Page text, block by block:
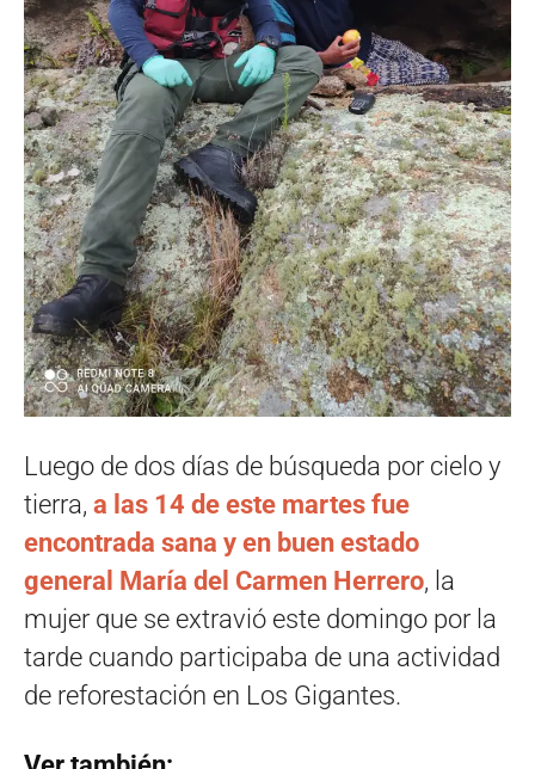
Luego de dos días de búsqueda por cielo y
tierra, a las 14 de este martes fue
encontrada sana y en buen estado
general María del Carmen Herrero, la
mujer que se extravió este domingo por la
tarde cuando participaba de una actividad
de reforestación en Los Gigantes.